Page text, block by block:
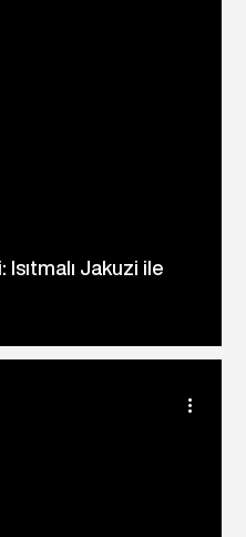
Jakuzi ile